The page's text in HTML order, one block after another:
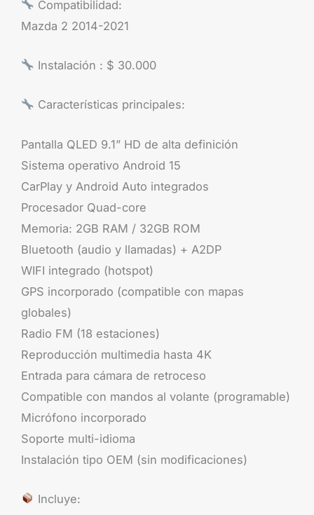
Compatibilidad:
Mazda 2 2014-2021
Instalación : $ 30.000
Características principales:
Pantalla QLED 9.1” HD de alta definición
Sistema operativo Android 15
CarPlay y Android Auto integrados
Procesador Quad-core
Memoria: 2GB RAM / 32GB ROM
Bluetooth (audio y llamadas) + A2DP
WIFI integrado (hotspot)
GPS incorporado (compatible con mapas
globales)
Radio FM (18 estaciones)
Reproducción multimedia hasta 4K
Entrada para cámara de retroceso
Compatible con mandos al volante (programable)
Micrófono incorporado
Soporte multi-idioma
Instalación tipo OEM (sin modificaciones)
Incluye: